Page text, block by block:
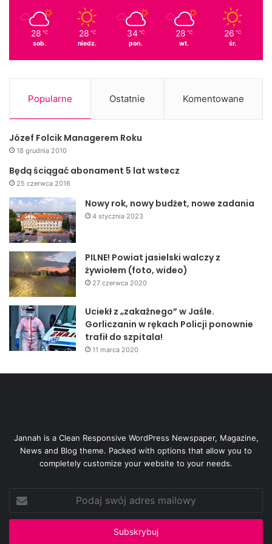
Jasielski, Wójt Gminy Nowy Żmigród, Rafineria Jedlicze,
Zajazd pod Małym Laskiem, Masarnia z Nowego Żmigrodu,
Dyrektor GOK-u, Sklep odzieżowy „KUBUŚ”, Sklep
piknik
28 ℃
sob.
28 ℃
niedz.
34 ℃
pon.
28 ℃
wt.
26 ℃
śr.
Popularne Ostatnie Komentowane
Józef Folcik Managerem Roku
18 grudnia 2010
Będą ściągać abonament 5 lat wstecz
25 czerwca 2016
Nowy rok, nowy budżet, nowe zadania
4 stycznia 2023
PILNE! Powiat jasielski walczy z
żywiołem (foto, wideo)
27 czerwca 2020
Uciekł z „zakaźnego” w Jaśle.
Gorliczanin w rękach Policji ponownie
trafił do szpitala!
11 marca 2020
Jannah is a Clean Responsive WordPress Newspaper, Magazine,
News and Blog theme. Packed with options that allow you to
completely customize your website to your needs.
swój
adres